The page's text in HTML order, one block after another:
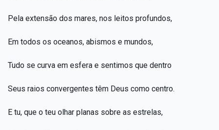
Pela extensão dos mares, nos leitos profundos,
Em todos os oceanos, abismos e mundos,
Tudo se curva em esfera e sentimos que dentro
Seus raios convergentes têm Deus como centro.
E tu, que o teu olhar planas sobre as estrelas,